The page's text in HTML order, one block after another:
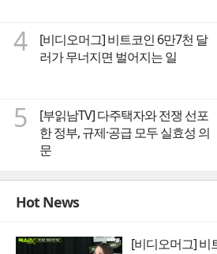
4
[비디오머그] 비트코인 6만7천 달
러가 무너지면 벌어지는 일
5
[부읽남TV] 다주택자와 전쟁 선포
한 정부, 규제·공급 모두 실효성 의
문
Hot News
[비디오머그] 비